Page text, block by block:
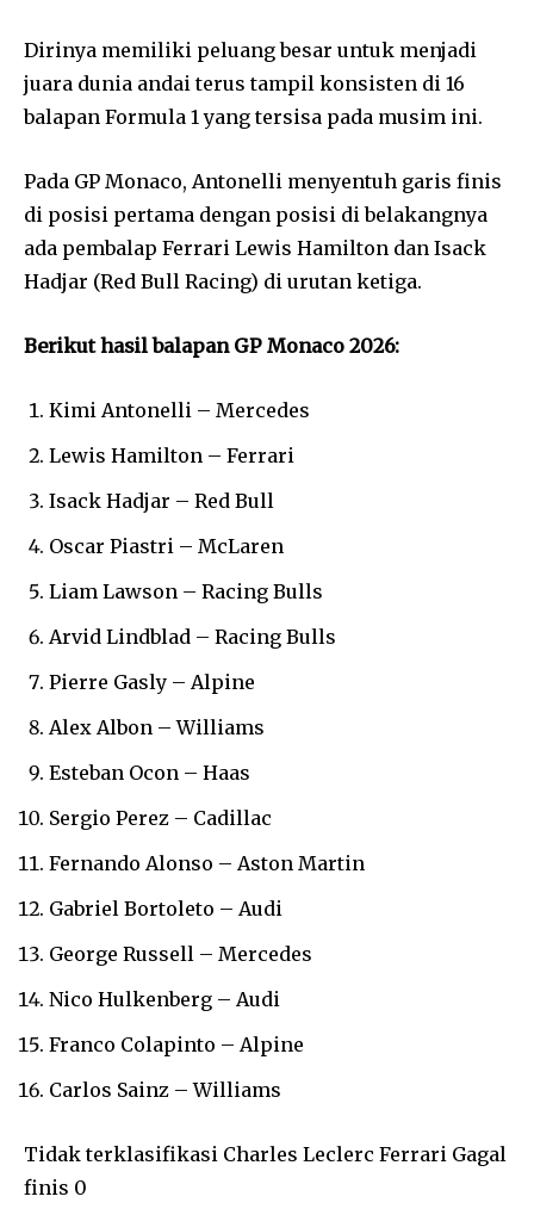
Dirinya memiliki peluang besar untuk menjadi
juara dunia andai terus tampil konsisten di 16
balapan Formula 1 yang tersisa pada musim ini.
Pada GP Monaco, Antonelli menyentuh garis finis
di posisi pertama dengan posisi di belakangnya
ada pembalap Ferrari Lewis Hamilton dan Isack
Hadjar (Red Bull Racing) di urutan ketiga.
Berikut hasil balapan GP Monaco 2026:
Kimi Antonelli – Mercedes
Lewis Hamilton – Ferrari
Isack Hadjar – Red Bull
Oscar Piastri – McLaren
Liam Lawson – Racing Bulls
Arvid Lindblad – Racing Bulls
Pierre Gasly – Alpine
Alex Albon – Williams
Esteban Ocon – Haas
Sergio Perez – Cadillac
Fernando Alonso – Aston Martin
Gabriel Bortoleto – Audi
George Russell – Mercedes
Nico Hulkenberg – Audi
Franco Colapinto – Alpine
Carlos Sainz – Williams
Tidak terklasifikasi Charles Leclerc Ferrari Gagal
finis 0